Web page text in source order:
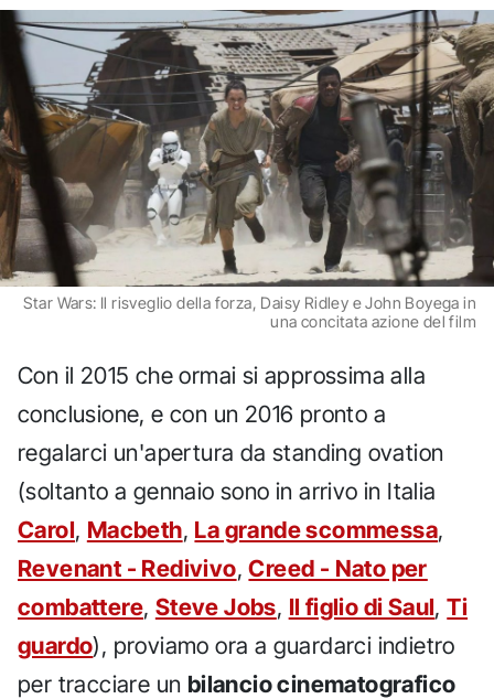
Star Wars: Il risveglio della forza, Daisy Ridley e John Boyega in
una concitata azione del film
Con il 2015 che ormai si approssima alla
conclusione, e con un 2016 pronto a
regalarci un'apertura da standing ovation
(soltanto a gennaio sono in arrivo in Italia
Carol, Macbeth, La grande scommessa,
Revenant - Redivivo,Creed - Nato per
combattere, Steve Jobs, Il figlio di Saul,Ti
guardo), proviamo ora a guardarci indietro
per tracciare un bilancio cinematografico